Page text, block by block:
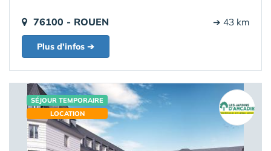
76100 - ROUEN ➔ 43 km
Plus d'infos ➔
SÉJOUR TEMPORAIRE
LOCATION